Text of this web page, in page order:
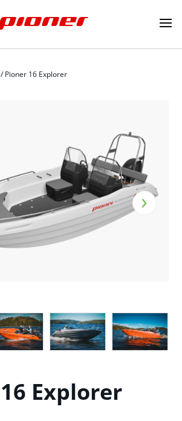
/Pioner 16 Explorer
›
16 Explorer